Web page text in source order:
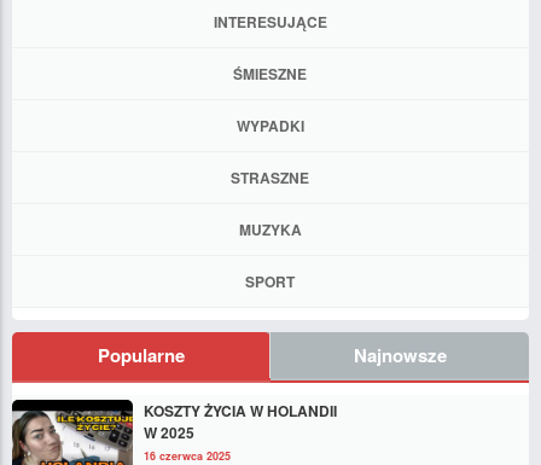
INTERESUJĄCE
ŚMIESZNE
WYPADKI
STRASZNE
MUZYKA
SPORT
Popularne Najnowsze
KOSZTY ŻYCIA W HOLANDII
W 2025
16 czerwca 2025